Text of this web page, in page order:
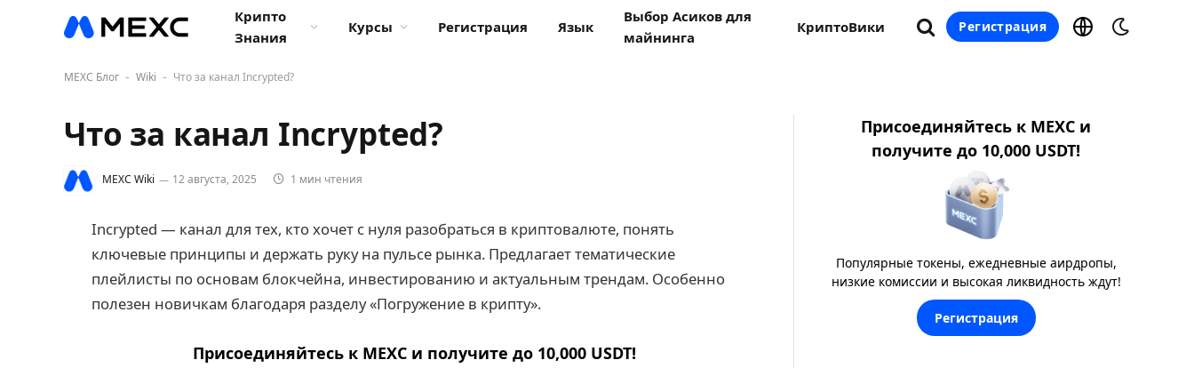
Крипто
Знания
Курсы Регистрация Язык
Выбор Асиков для
майнинга
КриптоВики Регистрация
MEXC Блог - Wiki - Что за канал Incrypted?
Что за канал Incrypted?
MEXC Wiki 12 августа, 2025 1 мин чтения
Incrypted — канал для тех, кто хочет с нуля разобраться в криптовалюте, понять
ключевые принципы и держать руку на пульсе рынка. Предлагает тематические
плейлисты по основам блокчейна, инвестированию и актуальным трендам. Особенно
полезен новичкам благодаря разделу «Погружение в крипту».
Присоединяйтесь к MEXC и получите до 10,000 USDT!
Присоединяйтесь к MEXC и
получите до 10,000 USDT!
Популярные токены, ежедневные аирдропы,
низкие комиссии и высокая ликвидность ждут!
Регистрация